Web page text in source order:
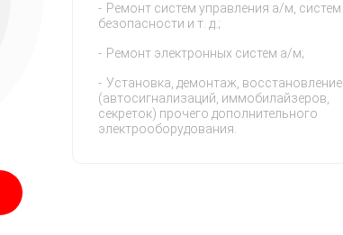
Ремонт систем управления а/м, систем
безопасности и т. д.;
Ремонт электронных систем а/м;
Установка, демонтаж, восстановление
(автосигнализаций, иммобилайзеров,
секреток) прочего дополнительного
электрооборудования.